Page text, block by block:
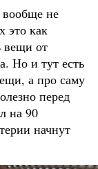
не
это как
вещи от
Но и тут есть
а про саму
перед
на 90
начнут